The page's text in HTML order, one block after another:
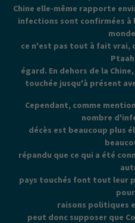
Chine elle-même rapporte
infections sont confirmées à
ce n'est pas tout à fait vrai,
égard. En dehors de la
touchée jusqu'à présent
Cependant, comme
nombre
décès est beaucoup plus
répandu que ce qui a été
pays touchés font tout leur
raisons politiques
peut donc supposer que